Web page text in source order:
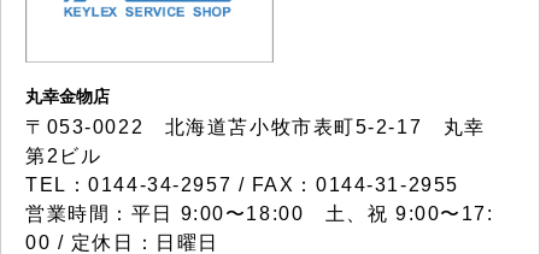
丸幸金物店
〒053-0022 北海道苫小牧市表町5-2-17 丸幸
第2ビル
TEL：0144-34-2957 / FAX：0144-31-2955
営業時間：平日 9:00〜18:00 土、祝 9:00〜17:
00 / 定休日：日曜日